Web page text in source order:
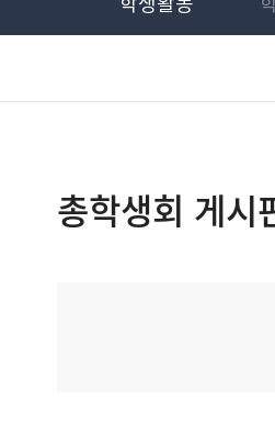
총학생회 게시